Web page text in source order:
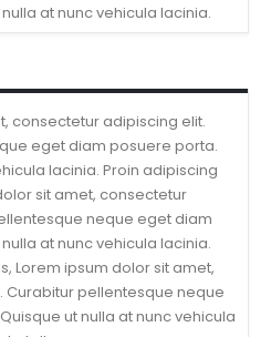
at nunc vehicula lacinia.
consectetur adipiscing elit.
eget diam posuere porta.
lacinia. Proin adipiscing
sit amet, consectetur
neque eget diam
at nunc vehicula lacinia.
Lorem ipsum dolor sit amet,
pellentesque neque
ut nulla at nunc vehicula